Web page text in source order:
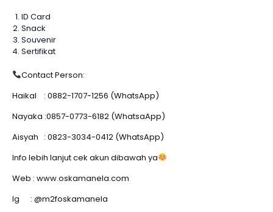
ID Card
Snack
Souvenir
Sertifikat
Contact Person:
Haikal : 0882-1707-1256 (WhatsApp)
Nayaka :0857-0773-6182 (WhatsaApp)
Aisyah : 0823-3034-0412 (WhatsApp)
Info lebih lanjut cek akun dibawah ya
Web : www.oskamanela.com
Ig : @m2foskamanela